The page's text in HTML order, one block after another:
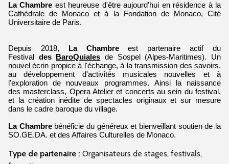
La Chambre est heureuse d'être aujourd’hui en résidence à la
Cathédrale de Monaco et à la Fondation de Monaco, Cité
Universitaire de Paris.
Depuis 2018, La Chambreest partenaire actif du
Festival des BaroQuiales de Sospel (Alpes-Maritimes). Un
nouvel écrin propice à l'échange, à la transmission des savoirs,
au développement d'activités musicales nouvelles et à
l'exploration de nouveaux programmes. Ainsi la naissance
des masterclass, Opera Atelier et concerts au sein du festival,
et la création inédite de spectacles originaux et sur mesure
dans le cadre baroque du village.
La Chambrebénéficie du généreux et bienveillant soutien de la
SO.GE.DA. et des Affaires Culturelles de Monaco.
Type de partenaire : Organisateurs de stages, festivals,